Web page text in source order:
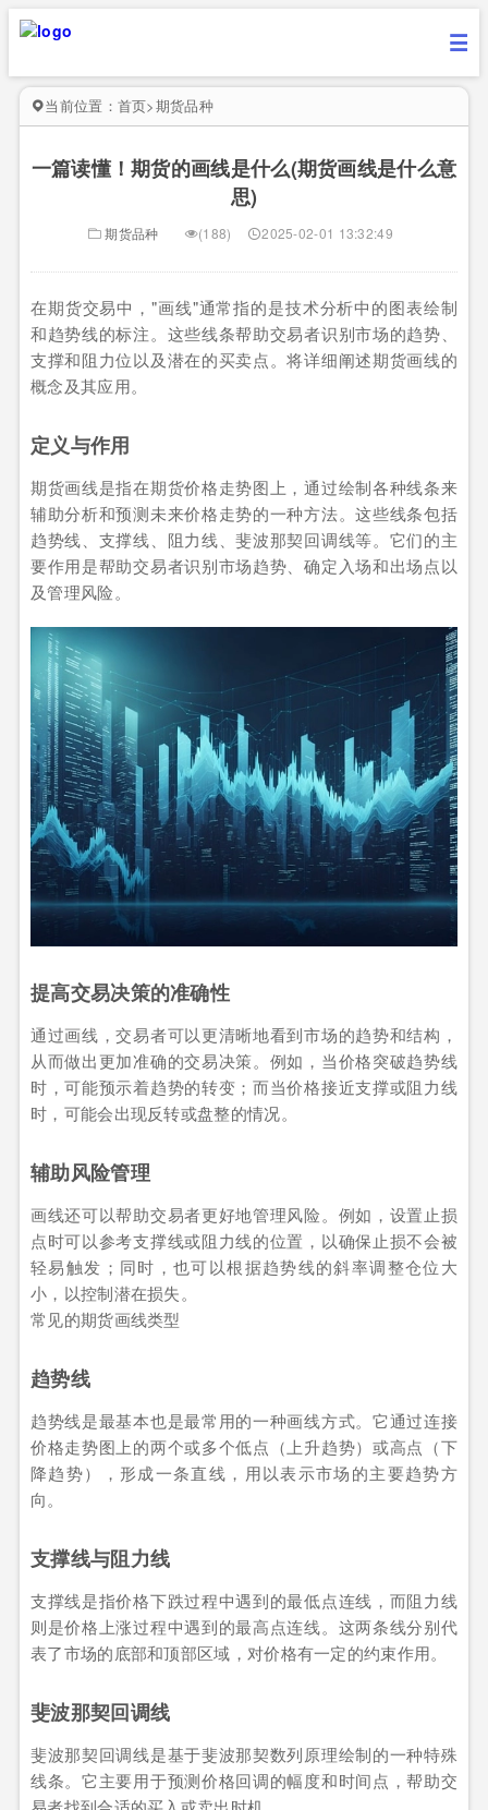
当前位置： 首页>期货品种
一篇读懂！期货的画线是什么(期货画线是什么意
思)
期货品种 (188) 2025-02-01 13:32:49
在期货交易中，"画线"通常指的是技术分析中的图表绘制
和趋势线的标注。这些线条帮助交易者识别市场的趋势、
支撑和阻力位以及潜在的买卖点。将详细阐述期货画线的
概念及其应用。
定义与作用
期货画线是指在期货价格走势图上，通过绘制各种线条来
辅助分析和预测未来价格走势的一种方法。这些线条包括
趋势线、支撑线、阻力线、斐波那契回调线等。它们的主
要作用是帮助交易者识别市场趋势、确定入场和出场点以
及管理风险。
提高交易决策的准确性
通过画线，交易者可以更清晰地看到市场的趋势和结构，
从而做出更加准确的交易决策。例如，当价格突破趋势线
时，可能预示着趋势的转变；而当价格接近支撑或阻力线
时，可能会出现反转或盘整的情况。
辅助风险管理
画线还可以帮助交易者更好地管理风险。例如，设置止损
点时可以参考支撑线或阻力线的位置，以确保止损不会被
轻易触发；同时，也可以根据趋势线的斜率调整仓位大
小，以控制潜在损失。
常见的期货画线类型
趋势线
趋势线是最基本也是最常用的一种画线方式。它通过连接
价格走势图上的两个或多个低点（上升趋势）或高点（下
降趋势），形成一条直线，用以表示市场的主要趋势方
向。
支撑线与阻力线
支撑线是指价格下跌过程中遇到的最低点连线，而阻力线
则是价格上涨过程中遇到的最高点连线。这两条线分别代
表了市场的底部和顶部区域，对价格有一定的约束作用。
斐波那契回调线
斐波那契回调线是基于斐波那契数列原理绘制的一种特殊
线条。它主要用于预测价格回调的幅度和时间点，帮助交